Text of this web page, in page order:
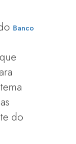
Banco
que
do